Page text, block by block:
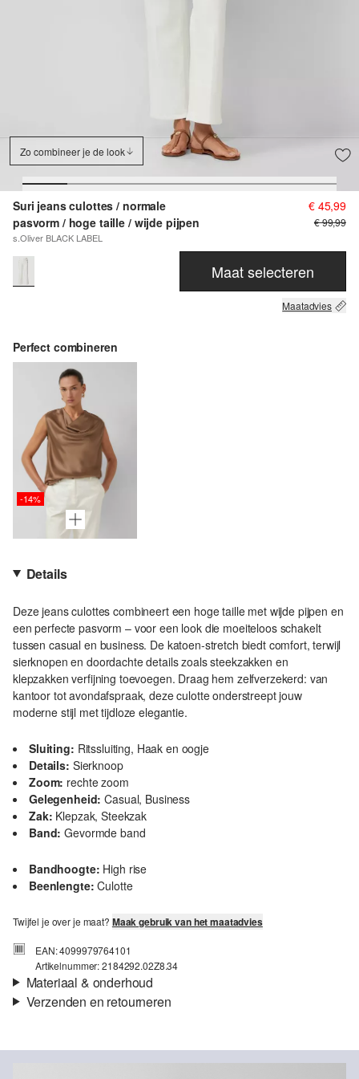
Zo combineer je de look
Suri jeans culottes / normale
pasvorm / hoge taille / wijde pijpen
s.Oliver BLACK LABEL
€ 45,99
€ 99,99
Maat selecteren
Maatadvies
Perfect combineren
-14%
Details
Deze jeans culottes combineert een hoge taille met wijde pijpen en
een perfecte pasvorm – voor een look die moeiteloos schakelt
tussen casual en business. De katoen-stretch biedt comfort, terwijl
sierknopen en doordachte details zoals steekzakken en
klepzakken verfijning toevoegen. Draag hem zelfverzekerd: van
kantoor tot avondafspraak, deze culotte onderstreept jouw
moderne stijl met tijdloze elegantie.
Sluiting: Ritssluiting, Haak en oogje
Details: Sierknoop
Zoom: rechte zoom
Gelegenheid: Casual, Business
Zak: Klepzak, Steekzak
Band: Gevormde band
Bandhoogte: High rise
Beenlengte: Culotte
Twijfel je over je maat? Maak gebruik van het maatadvies
EAN: 4099979764101
Artikelnummer: 2184292.02Z8.34
Materiaal & onderhoud
Verzenden en retourneren
Je bestelling wordt binnen 3-5 werkdagen verzonden door bpost.